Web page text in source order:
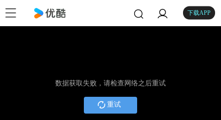
下载APP
数据获取失败，请检查网络之后重试
重试